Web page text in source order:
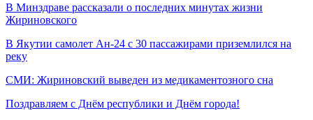
В Минздраве рассказали о последних минутах жизни
Жириновского
В Якутии самолет Ан-24 с 30 пассажирами приземлился на
реку
СМИ: Жириновский выведен из медикаментозного сна
Поздравляем с Днём республики и Днём города!